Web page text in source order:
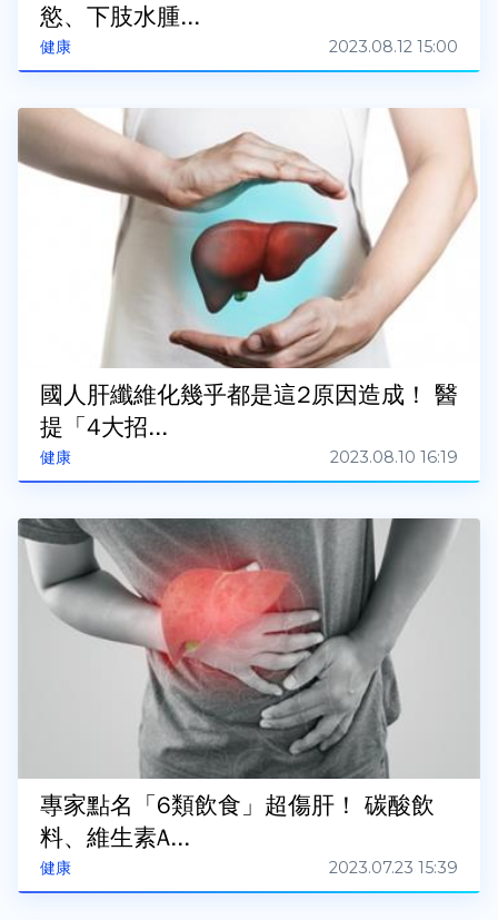
健康
慾、下肢水腫...
2023.08.12 15:00
健康
國人肝纖維化幾乎都是這2原因造成！ 醫
提「4大招...
2023.08.10 16:19
健康
專家點名「6類飲食」超傷肝！ 碳酸飲
料、維生素A...
2023.07.23 15:39